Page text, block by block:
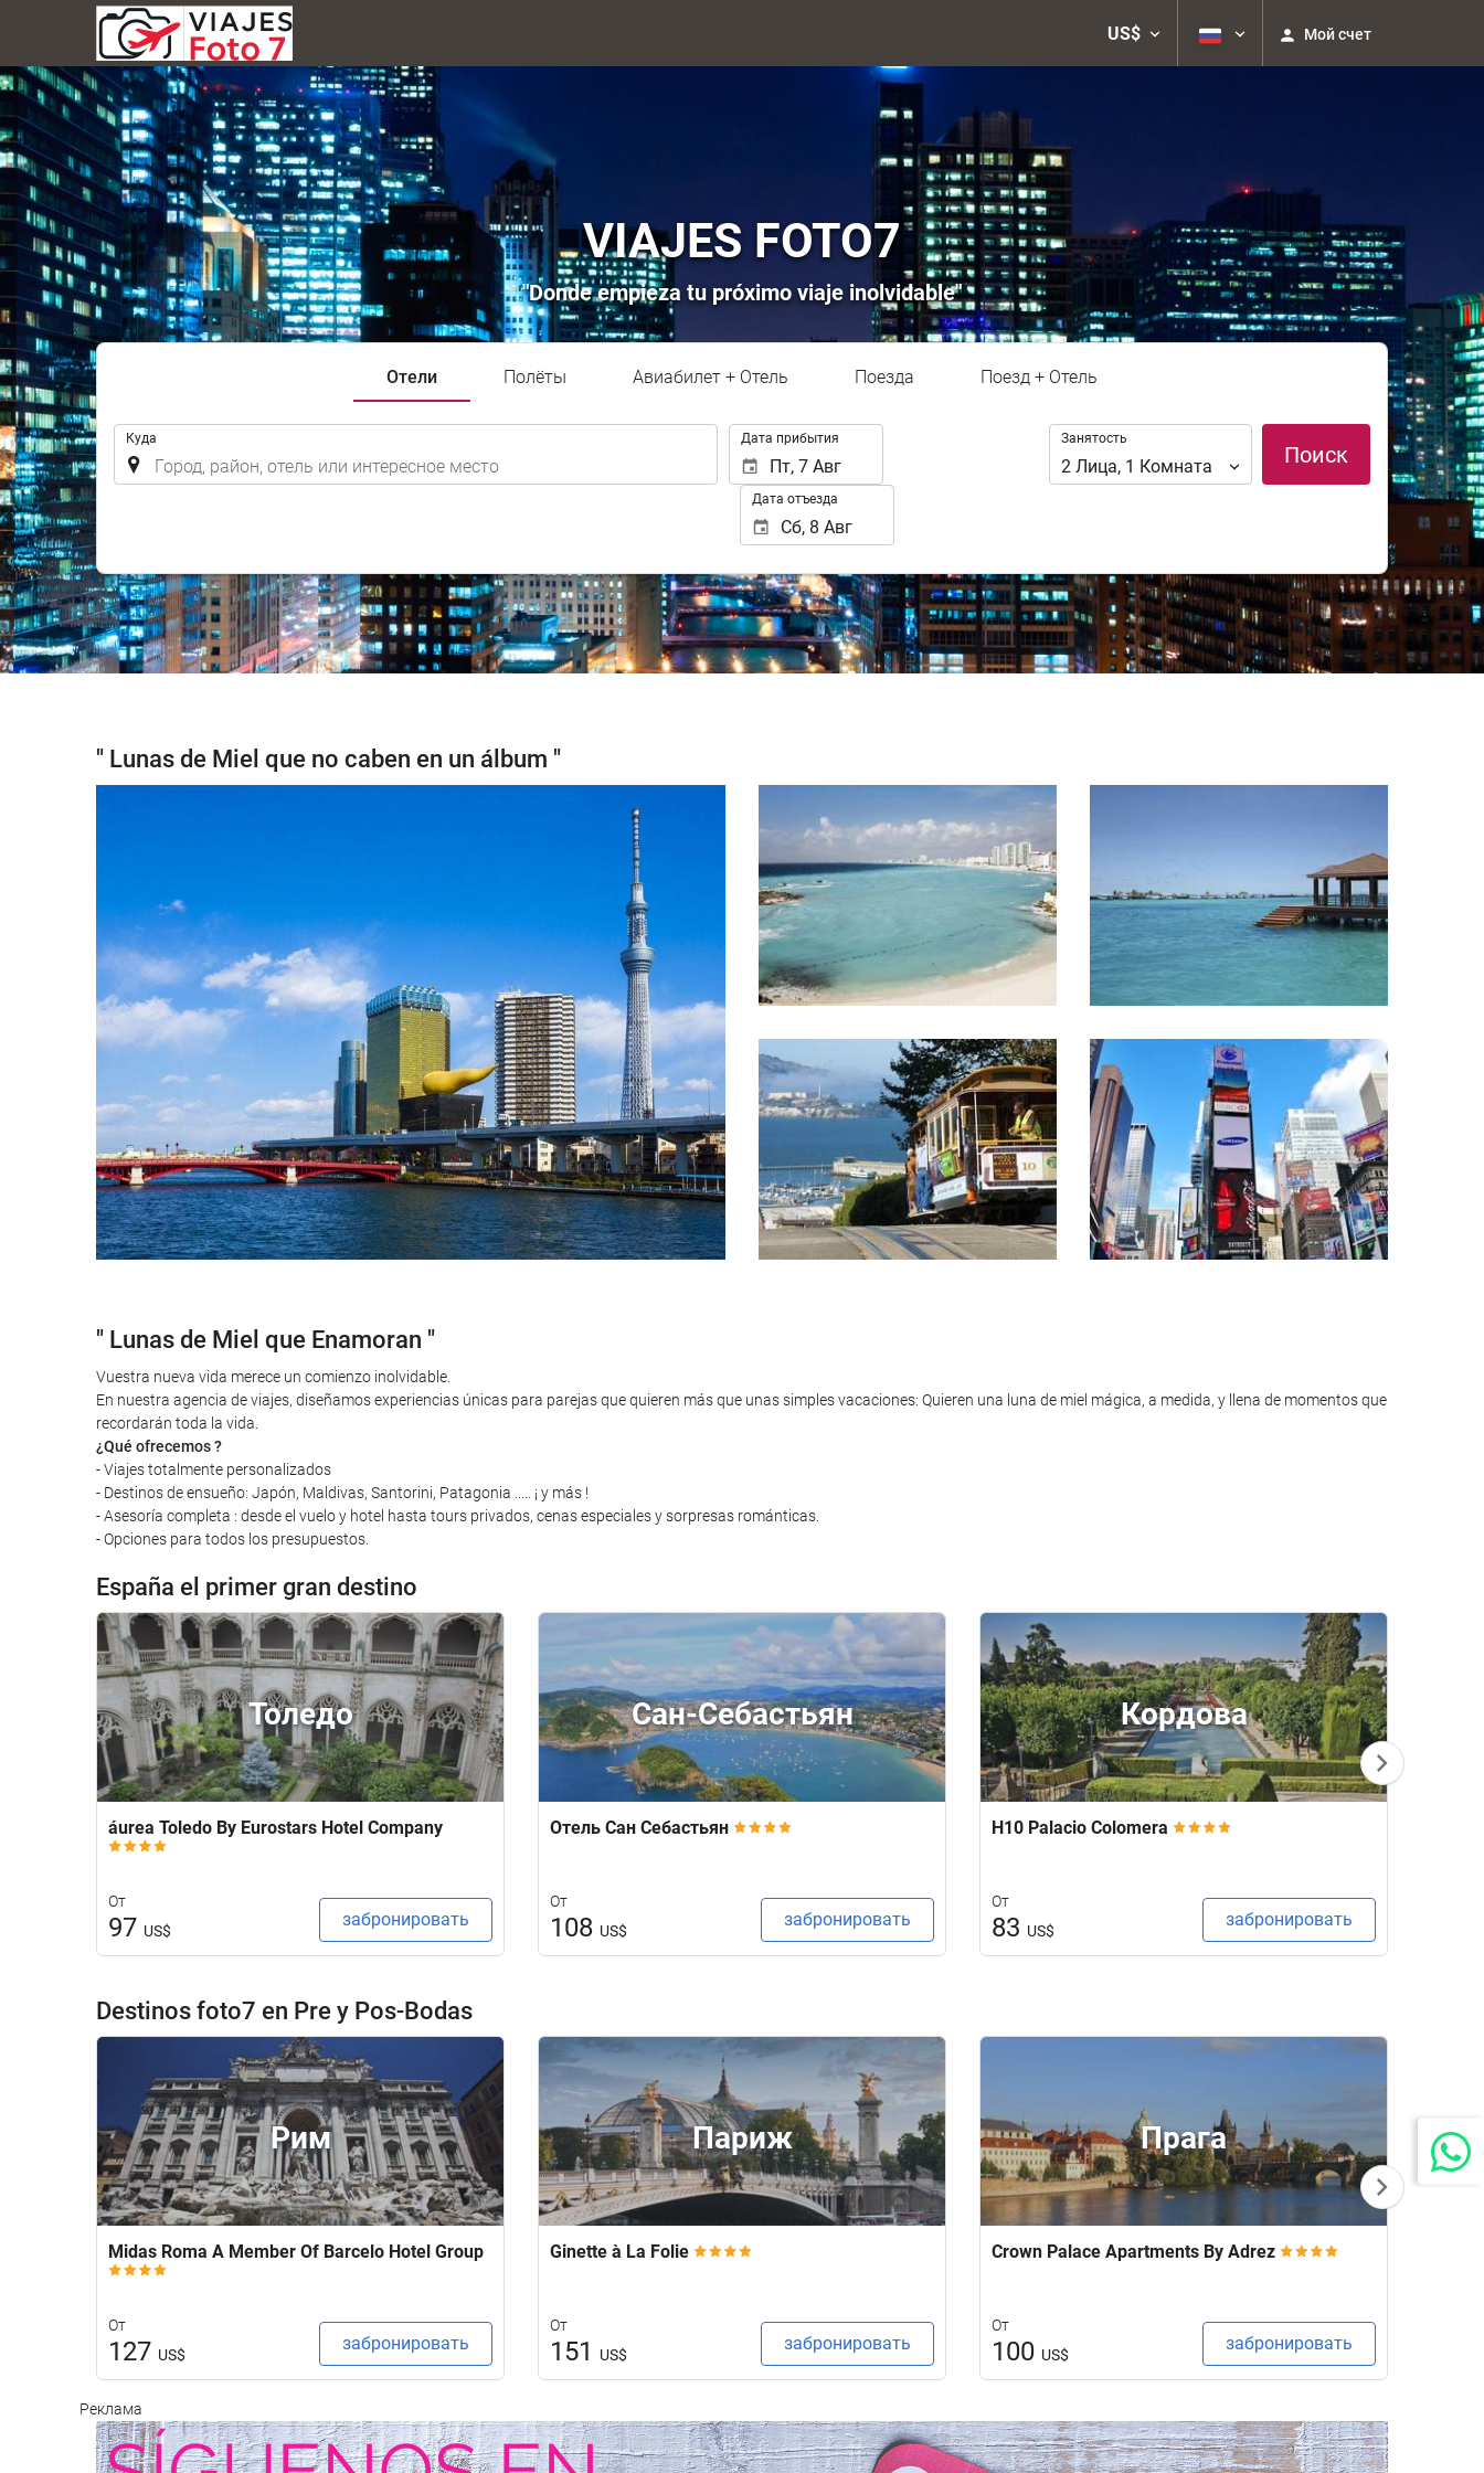
US$ Мой счет
VIAJES FOTO7
"Donde empieza tu próximo viaje inolvidable"
Отели Полёты Авиабилет + Отель Поезда Поезд + Отель
Куда Дата прибытия
Дата отъезда
Занятость
Занятость
2 Лица, 1 Комната Поиск
" Lunas de Miel que no caben en un álbum "
" Lunas de Miel que Enamoran "
Vuestra nueva vida merece un comienzo inolvidable.
En nuestra agencia de viajes, diseñamos experiencias únicas para parejas que quieren más que unas simples vacaciones: Quieren una luna de miel mágica, a medida, y llena de momentos que
recordarán toda la vida.
¿Qué ofrecemos ?
- Viajes totalmente personalizados
- Destinos de ensueño: Japón, Maldivas, Santorini, Patagonia ..... ¡ y más !
- Asesoría completa : desde el vuelo y hotel hasta tours privados, cenas especiales y sorpresas románticas.
- Opciones para todos los presupuestos.
España el primer gran destino
Толедо
áurea Toledo By Eurostars Hotel Company
От
97 US$
забронировать
Сан-Себастьян
Отель Сан Себастьян
От
108 US$
забронировать
Кордова
H10 Palacio Colomera
От
83 US$
забронировать
Destinos foto7 en Pre y Pos-Bodas
Рим
Midas Roma A Member Of Barcelo Hotel Group
От
127 US$
забронировать
Париж
Ginette à La Folie
От
151 US$
забронировать
Прага
Crown Palace Apartments By Adrez
От
100 US$
забронировать
Реклама